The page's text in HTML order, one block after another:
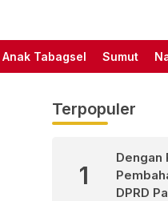
Anak Tabagsel Sumut
Terpopuler
1
Dengan
DPRD